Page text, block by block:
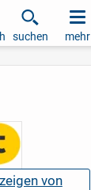
suchen mehr
von